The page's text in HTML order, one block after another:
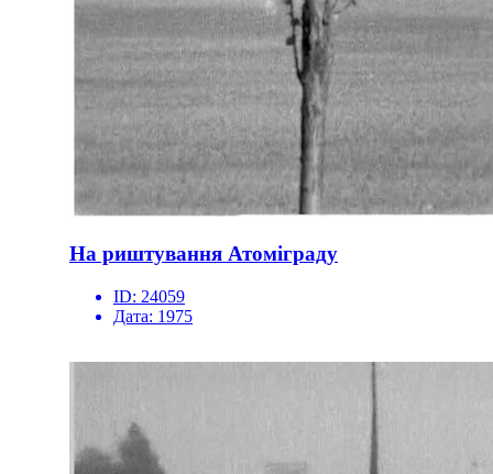
На риштування Атоміграду
ID: 24059
Дата: 1975